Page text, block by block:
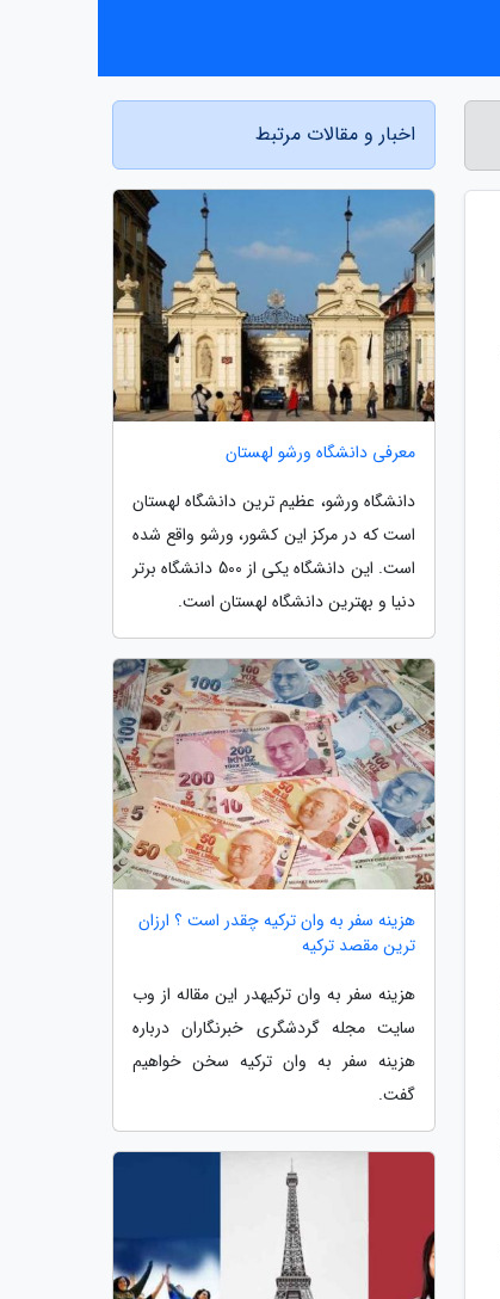
اخبار و مقالات مرتبط
معرفی دانشگاه ورشو لهستان
دانشگاه ورشو، عظیم ترین دانشگاه لهستان
است که در مرکز این کشور، ورشو واقع شده
است. این دانشگاه یکی از 500 دانشگاه برتر
دنیا و بهترین دانشگاه لهستان است.
هزینه سفر به وان ترکیه چقدر است ؟ ارزان
ترین مقصد ترکیه
هزینه سفر به وان ترکیهدر این مقاله از وب
سایت مجله گردشگری خبرنگاران درباره
هزینه سفر به وان ترکیه سخن خواهیم
گفت.